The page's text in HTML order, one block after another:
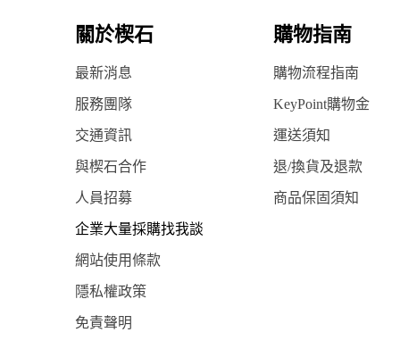
關於楔石 購物指南
最新消息 購物流程指南
服務團隊 KeyPoint購物金
交通資訊 運送須知
與楔石合作 退/換貨及退款
人員招募 商品保固須知
企業大量採購找我談
網站使用條款
隱私權政策
免責聲明